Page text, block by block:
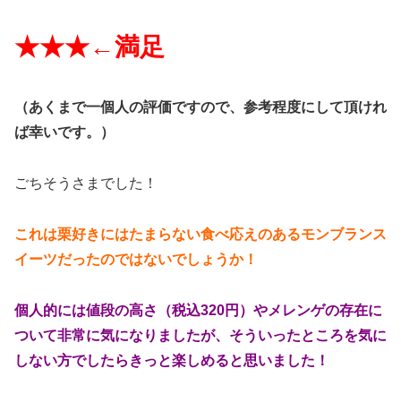
★★★←満足
（あくまで一個人の評価ですので、参考程度にして頂けれ
ば幸いです。）
ごちそうさまでした！
これは栗好きにはたまらない食べ応えのあるモンブランス
イーツだったのではないでしょうか！
個人的には値段の高さ（税込320円）やメレンゲの存在に
ついて非常に気になりましたが、そういったところを気に
しない方でしたらきっと楽しめると思いました！